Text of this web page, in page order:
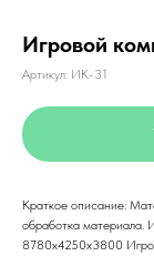
Игровой
Артикул: ИК-31
Краткое описание:
обработка
8780х4250х3800